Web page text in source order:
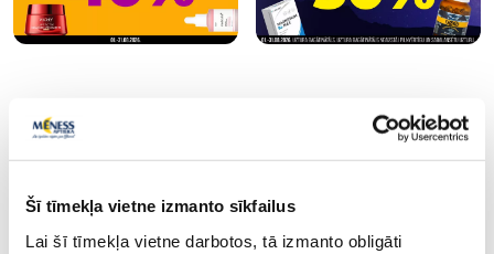
Šī tīmekļa vietne izmanto sīkfailus
Lai šī tīmekļa vietne darbotos, tā izmanto obligāti
Populārākie kategorijā